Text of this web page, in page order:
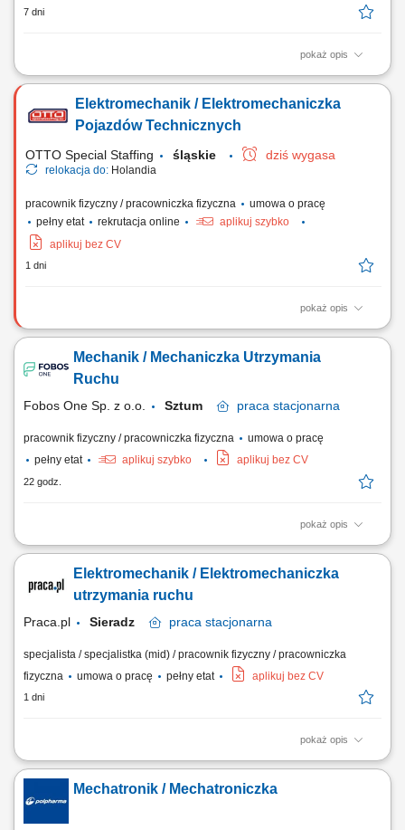
7 dni
pokaż opis
nadzór nad stanem technicznym maszyn i urządzeń w przypisanym
diagnozowanie usterek i rozwiązywanie problemów technicznych,
wymiana uszkodzonych modułów i elementów, instalacja nowych
Elektromechanik / Elektromechaniczka
Pojazdów Technicznych
OTTO Special Staffing śląskie dziś wygasa
relokacja do: Holandia
pracownik fizyczny / pracowniczka fizyczna
umowa o pracę
pełny etat
rekrutacja online
aplikuj szybko
aplikuj bez CV
1 dni
pokaż opis
Opis stanowiska: diagnozowanie i usuwanie awarii w układach
przeglądów specjalistycznych pojazdów użytkowych, obsługa
systemów sterowania, monitoringu, klimatyzacji i ogrzewania,
Mechanik / Mechaniczka Utrzymania
Ruchu
Fobos One Sp. z o.o. Sztum praca stacjonarna
pracownik fizyczny / pracowniczka fizyczna
umowa o pracę
pełny etat
aplikuj szybko aplikuj bez CV
22 godz.
pokaż opis
Zakres obowiązków: utrzymywanie maszyn i urządzeń w dobrym stanie
szybkie reagowanie na awarie w celu minimalizowania przestojów,
wsparcie techniczne zespołu w obsłudze maszyn i urządzeń, dbanie o
Elektromechanik / Elektromechaniczka
utrzymania ruchu
Praca.pl Sieradz praca stacjonarna
specjalista / specjalistka (mid) / pracownik fizyczny / pracowniczka
fizyczna
umowa o pracę pełny etat aplikuj bez CV
1 dni
pokaż opis
Zakres obowiązków: Zapewnienie prawidłowego działania maszyn,
urządzeń, instalacji oraz systemów automatyki. Wykonywanie napraw,
konserwacji i bieżących prac serwisowych. Przeprowadzanie
przeglądów technicznych oraz kontroli stanu urządzeń. Wykonywanie
kalibracji aparatury...
Mechatronik / Mechatroniczka